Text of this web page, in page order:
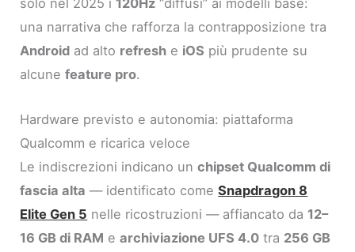
solo nel 2025 i 120Hz “diffusi” ai modelli base:
una narrativa che rafforza la contrapposizione tra
Android ad alto refresh e iOS più prudente su
alcunefeature pro.
Hardware previsto e autonomia: piattaforma
Qualcomm e ricarica veloce
Le indiscrezioni indicano unchipset Qualcomm di
fascia alta — identificato comeSnapdragon 8
Elite Gen 5 nelle ricostruzioni — affiancato da 12–
16 GB di RAM earchiviazione UFS 4.0 tra 256 GB